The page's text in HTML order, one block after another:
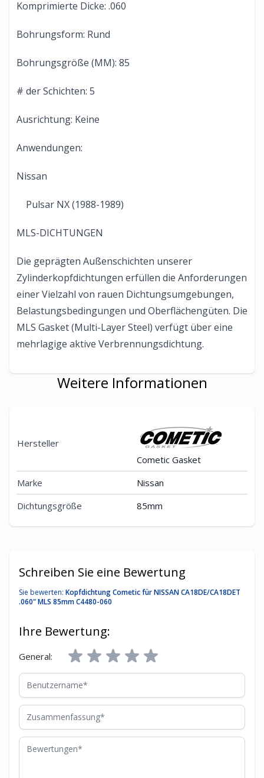
Komprimierte Dicke: .060
Bohrungsform: Rund
Bohrungsgröße (MM): 85
# der Schichten: 5
Ausrichtung: Keine
Anwendungen:
Nissan
Pulsar NX (1988-1989)
MLS-DICHTUNGEN
Die geprägten Außenschichten unserer
Zylinderkopfdichtungen erfüllen die Anforderungen
einer Vielzahl von rauen Dichtungsumgebungen,
Belastungsbedingungen und Oberflächengüten. Die
MLS Gasket (Multi-Layer Steel) verfügt über eine
mehrlagige aktive Verbrennungsdichtung.
Weitere Informationen
Hersteller
Cometic Gasket
Marke
Nissan
Dichtungsgröße
85mm
Schreiben Sie eine Bewertung
Sie bewerten: Kopfdichtung Cometic für NISSAN CA18DE/CA18DET
.060" MLS 85mm C4480-060
Ihre Bewertung:
General:
Benutzername
Zusammenfassung
Bewertungen